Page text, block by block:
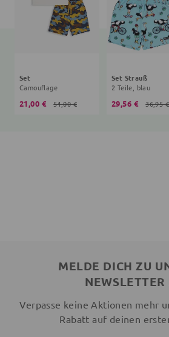
Set
Camouflage
21,00 € 51,00 €
Set Strauß
2 Teile, blau
29,56 € 36,95 €
MELDE DICH ZU
NEWSLETTER
Verpasse keine Aktionen mehr
Rabatt auf deinen